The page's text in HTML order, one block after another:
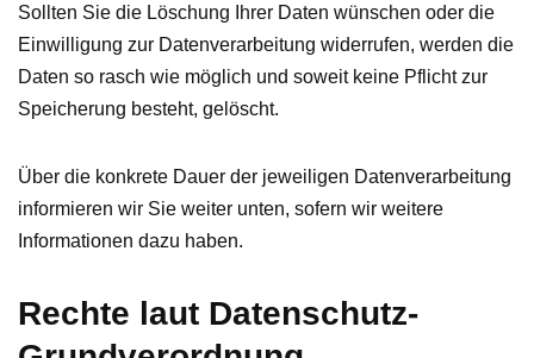
Sollten Sie die Löschung Ihrer Daten wünschen oder die
Einwilligung zur Datenverarbeitung widerrufen, werden die
Daten so rasch wie möglich und soweit keine Pflicht zur
Speicherung besteht, gelöscht.
Über die konkrete Dauer der jeweiligen Datenverarbeitung
informieren wir Sie weiter unten, sofern wir weitere
Informationen dazu haben.
Rechte laut Datenschutz-